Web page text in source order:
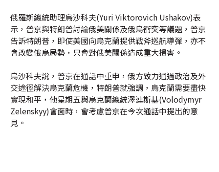
俄羅斯總統助理烏沙科夫(Yuri Viktorovich Ushakov)表
示，普京與特朗普討論俄美關係及俄烏衝突等議題，普京
告訴特朗普，即使美國向烏克蘭提供戰斧巡航導彈，亦不
會改變俄烏局勢，只會對俄美關係造成重大損害。
烏沙科夫說，普京在通話中重申，俄方致力通過政治及外
交途徑解決烏克蘭危機，特朗普就強調，烏克蘭需要盡快
實現和平，他星期五與烏克蘭總統澤連斯基(Volodymyr
Zelenskyy)會面時，會考慮普京在今次通話中提出的意
見。